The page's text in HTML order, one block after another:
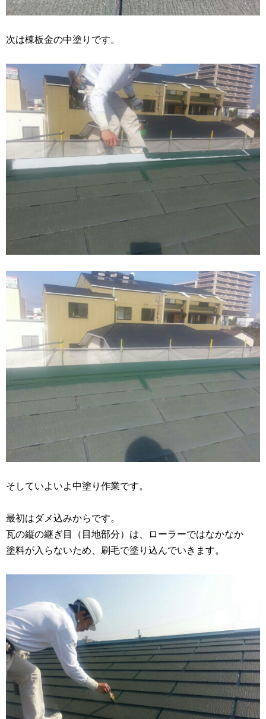
次は棟板金の中塗りです。
そしていよいよ中塗り作業です。
最初はダメ込みからです。
瓦の縦の継ぎ目（目地部分）は、ローラーではなかなか
塗料が入らないため、刷毛で塗り込んでいきます。